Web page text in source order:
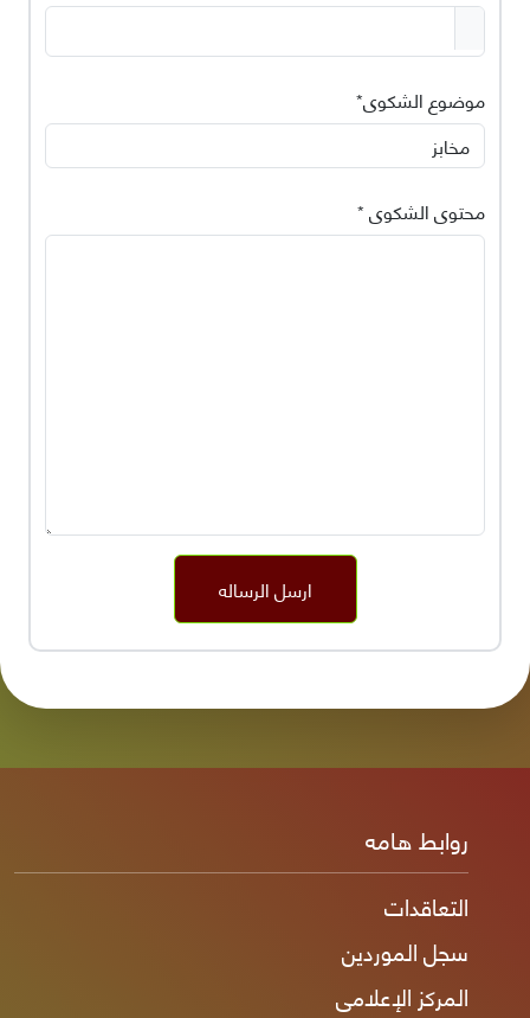
موضوع الشكوى*
محتوى الشكوى *
ارسل الرساله
روابط هامه
التعاقدات
سجل الموردين
المركز الإعلامى